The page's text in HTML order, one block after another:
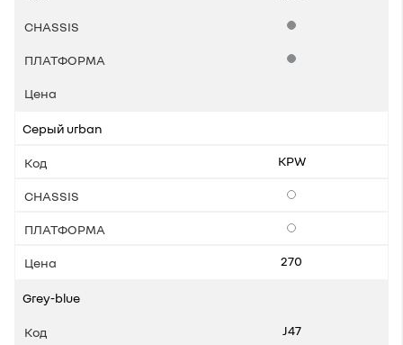
Стандартная
Стандартная
Серый urban
KPW
Опции
Опции
270
Grey-blue
J47